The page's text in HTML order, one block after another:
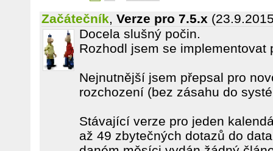
Začátečník, Verze pro 7.5.x
Docela slušný počin.
Rozhodl jsem se implementovat
Nejnutnější jsem přepsal pro
rozchození (bez zásahu do
Stávající verze pro jeden
až 49 zbytečných dotazů do